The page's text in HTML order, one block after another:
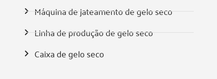
Máquina de jateamento de gelo seco
Linha de produção de gelo seco
Caixa de gelo seco